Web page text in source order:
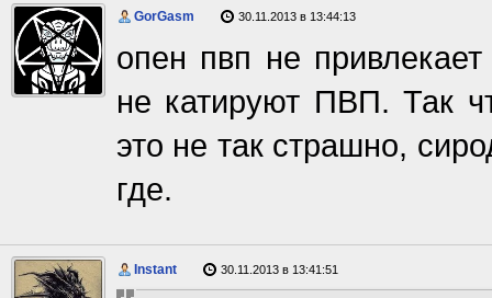
GorGasm 30.11.2013 в 13:44:13
опен пвп не
не катируют ПВП. Так
это не так страшно,
где.
Instant 30.11.2013 в 13:41:51